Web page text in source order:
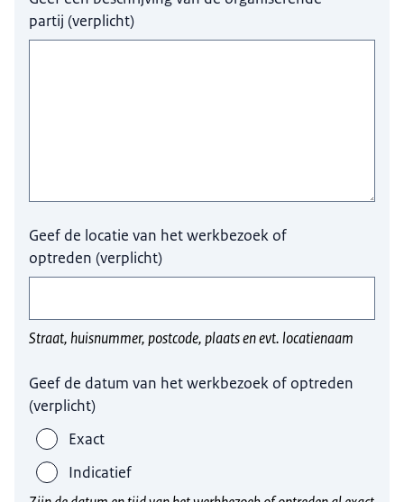
partij (verplicht)
Geef de locatie van het werkbezoek of
optreden (verplicht)
Straat, huisnummer, postcode, plaats en evt. locatienaam
Geef de datum van het werkbezoek of optreden
(verplicht)
Exact
Indicatief